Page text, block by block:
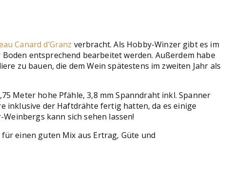
Canard d’Granz verbracht. Als Hobby-Winzer gibt es im
entsprechend bearbeitet werden. Außerdem habe
zu bauen, die dem Wein spätestens im zweiten Jahr als
Meter hohe Pfähle, 3,8 mm Spanndraht inkl. Spanner
inklusive der Haftdrähte fertig hatten, da es einige
kann sich sehen lassen!
einen guten Mix aus Ertrag, Güte und